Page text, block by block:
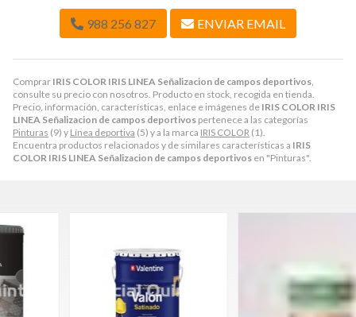
Comprar IRIS COLOR IRIS LINEA Señalizacion de campos deportivos
consulte su precio con nosotros. Producto en stock, recogida en tienda.
Precio, información, características, enlace e imágenes de IRIS COLOR IRIS
LINEA Señalizacion de campos deportivos pertenece a las categorías
Pinturas (9) y Línea deportiva (5) y a la marca IRIS COLOR (1).
Encuentra productos relacionados y de similares características a IRIS
COLOR IRIS LINEA Señalizacion de campos deportivos en "Pinturas".
988 256 827 ENVIAR EMAIL